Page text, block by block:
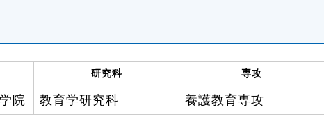
研究科 専攻
院 教育学研究科 養護教育専攻